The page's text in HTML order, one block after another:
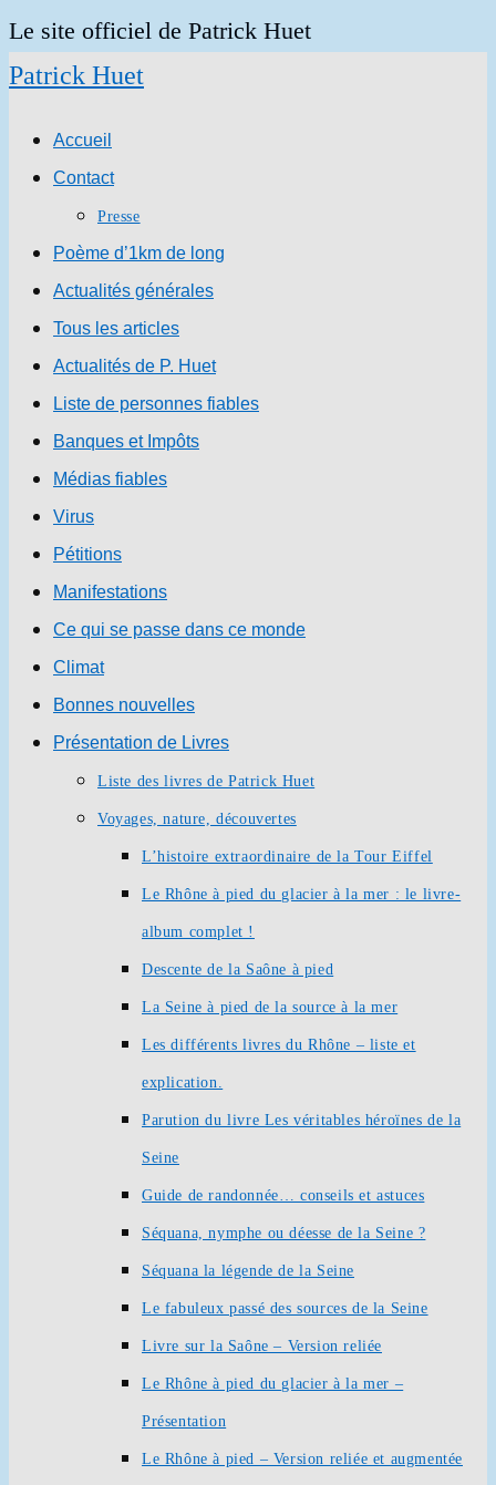
Skip
to
Le site officiel de Patrick Huet
Patrick Huet
Accueil
Contact
Presse
Poème d’1km de long
Actualités générales
Tous les articles
Actualités de P. Huet
Liste de personnes fiables
Banques et Impôts
Médias fiables
Virus
Pétitions
Manifestations
Ce qui se passe dans ce monde
Climat
Bonnes nouvelles
Présentation de Livres
Liste des livres de Patrick Huet
Voyages, nature, découvertes
L’histoire extraordinaire de la Tour Eiffel
Le Rhône à pied du glacier à la mer : le livre-
album complet !
Descente de la Saône à pied
La Seine à pied de la source à la mer
Les différents livres du Rhône – liste et
explication.
Parution du livre Les véritables héroïnes de la
Seine
Guide de randonnée… conseils et astuces
Séquana, nymphe ou déesse de la Seine ?
Séquana la légende de la Seine
Le fabuleux passé des sources de la Seine
Livre sur la Saône – Version reliée
Le Rhône à pied du glacier à la mer –
Présentation
Le Rhône à pied – Version reliée et augmentée